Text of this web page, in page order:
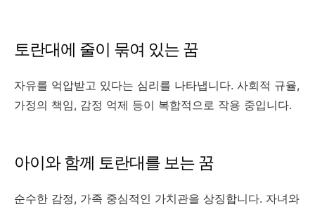
토란대에 줄이 묶여 있는 꿈
자유를 억압받고 있다는 심리를 나타냅니다. 사회적 규율,
가정의 책임, 감정 억제 등이 복합적으로 작용 중입니다.
아이와 함께 토란대를 보는 꿈
순수한 감정, 가족 중심적인 가치관을 상징합니다. 자녀와